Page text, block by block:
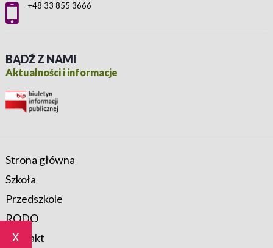
x
+48 33 855 3666
BĄDŹ Z NAMI
Aktualności i informacje
Strona główna
Szkoła
Przedszkole
RODO
Kontakt